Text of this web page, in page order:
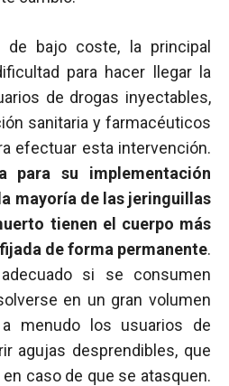
de bajo coste, la principal
para hacer llegar la
de drogas inyectables,
sanitaria y farmacéuticos
efectuar esta intervención.
para su implementación
mayoría de las jeringuillas
tienen el cuerpo más
de forma permanente.
si se consumen
en un gran volumen
menudo los usuarios de
agujas desprendibles, que
caso de que se atasquen.